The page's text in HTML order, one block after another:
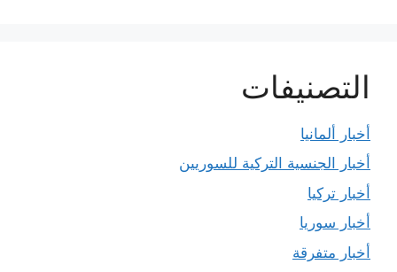
التصنيفات
أخبار ألمانيا
أخبار الجنسية التركية للسوريين
أخبار تركيا
أخبار سوريا
أخبار متفرقة